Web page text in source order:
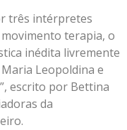
três intérpretes
terapia, o
inédita livremente
Leopoldina e
escrito por Bettina
da